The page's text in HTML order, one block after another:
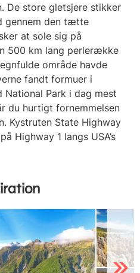
De store gletsjere stikker
gennem den tætte
at sole sig på
500 km lang perlerække
område havde
fandt formuer i
National Park i dag mest
du hurtigt fornemmelsen
Kystruten State Highway
Highway 1 langs USA’s
Next